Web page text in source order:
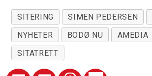
SITERING SIMEN PEDERSEN
NYHETER
BODØ NU
AMEDIA
SITATRETT